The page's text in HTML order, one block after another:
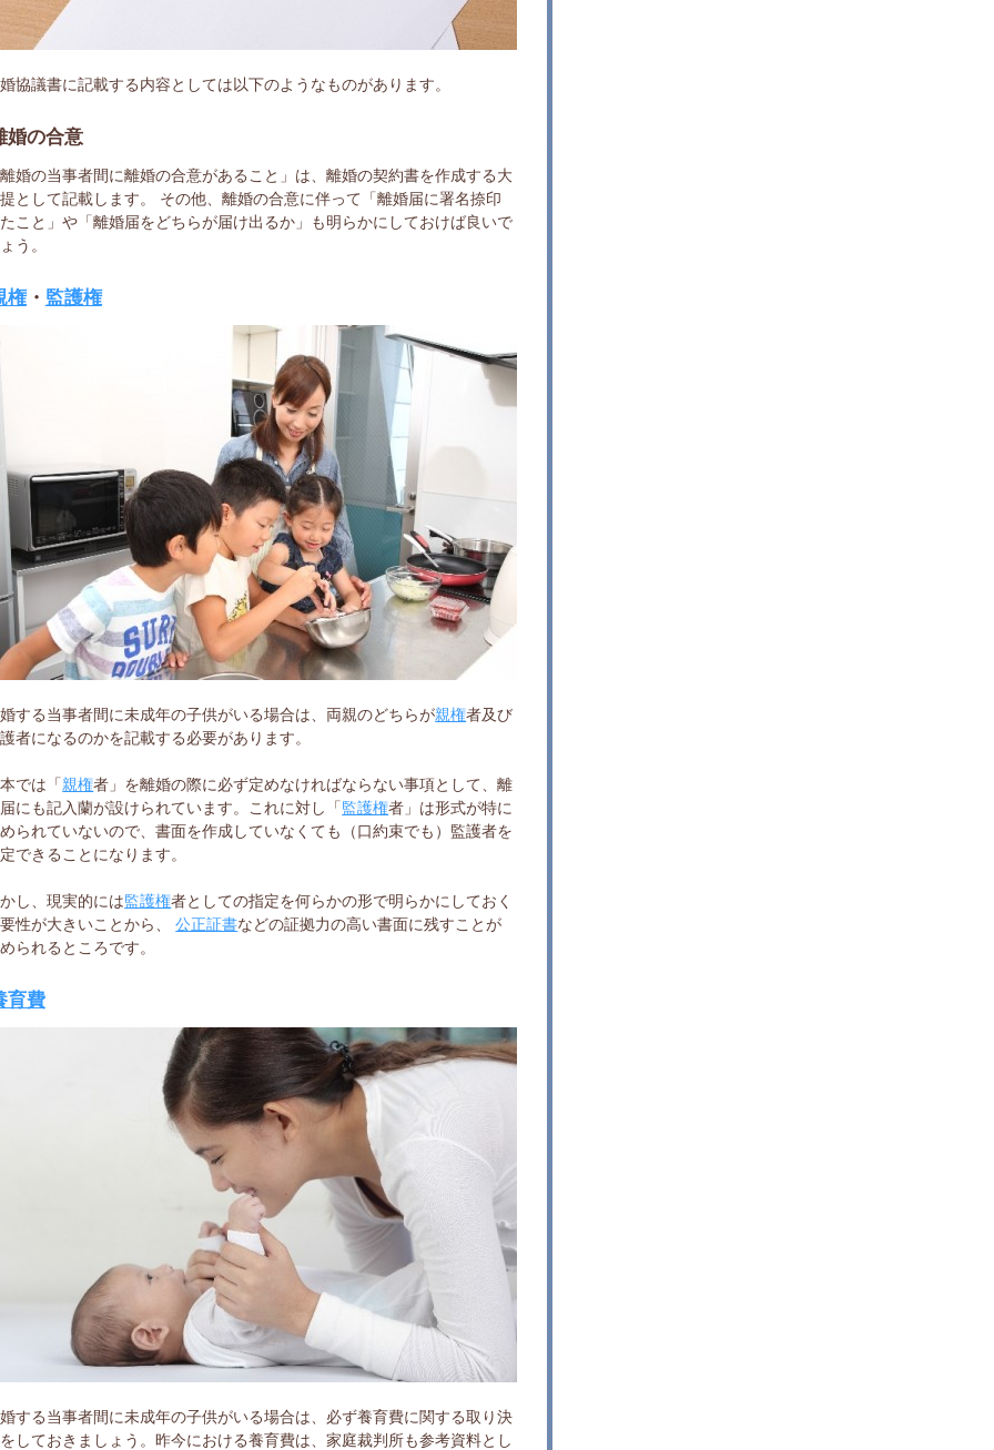
協議書に記載する内容としては以下のようなものがあります。
婚の合意
婚の当事者間に離婚の合意があること」は、離婚の契約書を作成する大
として記載します。 その他、離婚の合意に伴って「離婚届に署名捺印
こと」や「離婚届をどちらが届け出るか」も明らかにしておけば良いで
う。
権・ 監護権
する当事者間に未成年の子供がいる場合は、両親のどちらが親権者及び
者になるのかを記載する必要があります。
では「親権者」を離婚の際に必ず定めなければならない事項として、離
にも記入蘭が設けられています。これに対し「監護権者」は形式が特に
られていないので、書面を作成していなくても（口約束でも）監護者を
できることになります。
し、現実的には監護権者としての指定を何らかの形で明らかにしておく
性が大きいことから、公正証書などの証拠力の高い書面に残すことが
られるところです。
育費
する当事者間に未成年の子供がいる場合は、必ず養育費に関する取り決
しておきましょう。昨今における養育費は、家庭裁判所も参考資料とし